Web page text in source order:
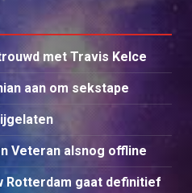
met Travis Kelce
aan om sekstape
Veteran alsnog offline
Rotterdam gaat definitief